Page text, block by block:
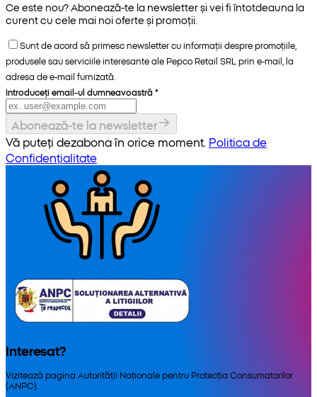
Ce este nou? Abonează-te la newsletter și vei fi întotdeauna la
curent cu cele mai noi oferte și promoții.
Sunt de acord să primesc newsletter cu informații despre promoțiile,
produsele sau serviciile interesante ale Pepco Retail SRL prin e-mail, la
adresa de e-mail furnizată.
Introduceți email-ul dumneavoastră *
Abonează-te la newsletter
Vă puteți dezabona în orice moment. Politica de
Confidențialitate
Interesat?
Vizitează pagina Autorității Naționale pentru Protecția Consumatorilor
(ANPC).